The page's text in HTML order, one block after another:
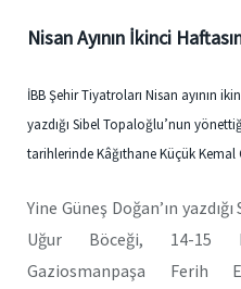
Nisan Ayının İkinci
İBB Şehir Tiyatroları Nisan ayının
yazdığı Sibel Topaloğlu’nun
tarihlerinde Kâğıthane Küçük
Yine Güneş Doğan’ın
Uğur Böceği, 14-15
Gaziosmanpaşa Ferih